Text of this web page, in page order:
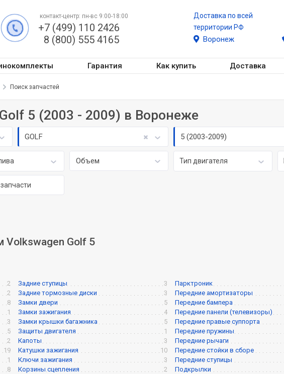
контакт-центр: пн-вс 9:00-18:00
+7 (499) 110 2426
8 (800) 555 4165
Доставка по всей
территории РФ
Воронеж
Гарантия Как купить Доставка
Поиск запчастей
5 (2003 - 2009) в Воронеже
GOLF 5 (2003-2009)
Объем Тип двигателя
Volkswagen Golf 5
2
2
8
1
3
5
2
19
1
8
Задние ступицы
3
Задние тормозные диски
3
Замки двери
5
Замки зажигания
4
Замки крышки багажника
5
Защиты двигателя
1
Капоты
3
Катушки зажигания
10
Ключи зажигания
3
Корзины сцепления
2
Парктроник
Передние амортизаторы
Передние бампера
Передние панели (телевизоры)
Передние правые суппорта
Передние пружины
Передние рычаги
Передние стойки в сборе
Передние ступицы
Подкрылки